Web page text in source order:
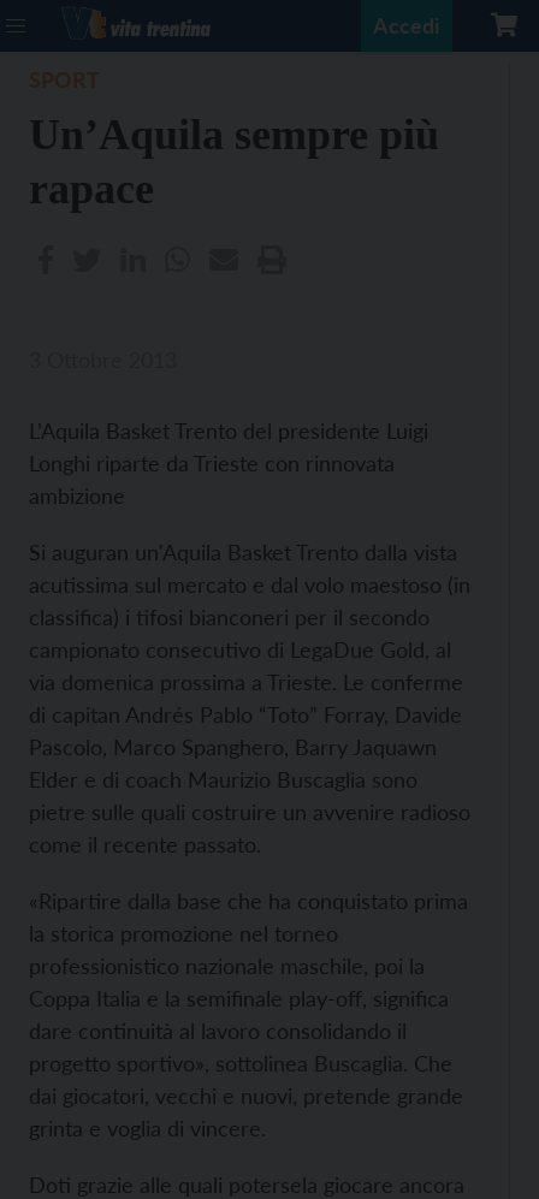
Accedi
Un’Aquila sempre più
rapace
L’Aquila Basket Trento del presidente Luigi
Longhi riparte da Trieste con rinnovata
ambizione
Si auguran un'Aquila Basket Trento dalla vista
acutissima sul mercato e dal volo maestoso (in
classifica) i tifosi bianconeri per il secondo
campionato consecutivo di LegaDue Gold, al
via domenica prossima a Trieste. Le conferme
di capitan Andrés Pablo “Toto” Forray, Davide
Pascolo, Marco Spanghero, Barry Jaquawn
Elder e di coach Maurizio Buscaglia sono
pietre sulle quali costruire un avvenire radioso
come il recente passato.
«Ripartire dalla base che ha conquistato prima
la storica promozione nel torneo
professionistico nazionale maschile, poi la
Coppa Italia e la semifinale play-off, significa
dare continuità al lavoro consolidando il
progetto sportivo», sottolinea Buscaglia. Che
dai giocatori, vecchi e nuovi, pretende grande
grinta e voglia di vincere.
Doti grazie alle quali potersela giocare ancora